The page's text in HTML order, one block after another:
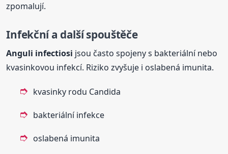
zpomalují.
Infekční a další spouštěče
Anguli infectiosi jsou často spojeny s bakteriální nebo
kvasinkovou infekcí. Riziko zvyšuje i oslabená imunita.
kvasinky rodu Candida
bakteriální infekce
oslabená imunita